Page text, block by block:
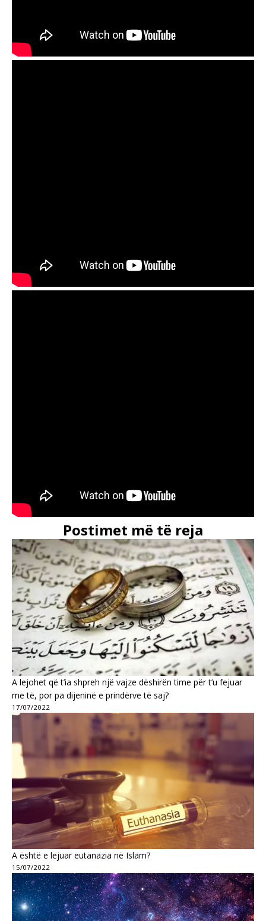
Postimet më të reja
A lejohet që t’ia shpreh një vajze dëshirën time për t’u fejuar
me të, por pa dijeninë e prindërve të saj?
17/07/2022
A është e lejuar eutanazia në Islam?
15/07/2022